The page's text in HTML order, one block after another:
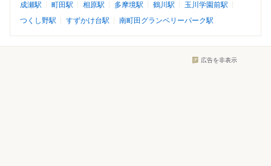
成瀬駅 町田駅 相原駅 多摩境駅 鶴川駅
玉川学園前駅
つくし野駅
すずかけ台駅 南町田グランベリーパーク駅
広告を非表示